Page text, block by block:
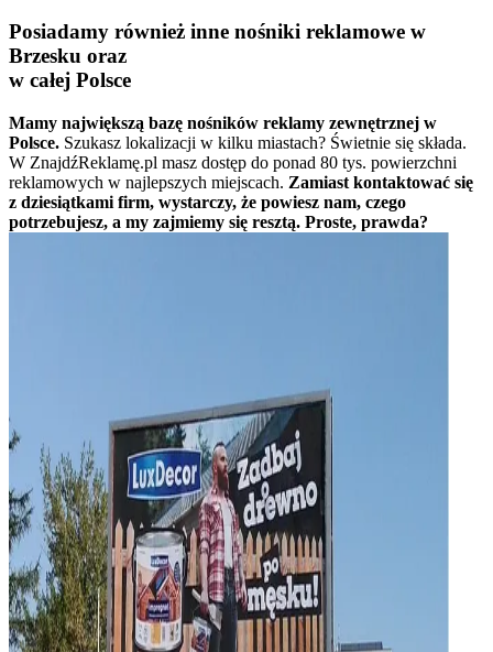
Posiadamy również inne nośniki reklamowe w
Brzesku oraz
w całej Polsce
Mamy największą bazę nośników reklamy zewnętrznej w
Polsce. Szukasz lokalizacji w kilku miastach? Świetnie się składa.
W ZnajdźReklamę.pl masz dostęp do ponad 80 tys. powierzchni
reklamowych w najlepszych miejscach. Zamiast kontaktować się
z dziesiątkami firm, wystarczy, że powiesz nam, czego
potrzebujesz, a my zajmiemy się resztą. Proste, prawda?